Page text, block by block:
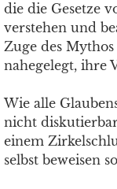
die die Gesetze
verstehen und
Zuge des
nahegelegt, ihre
Wie alle
nicht
einem
selbst beweisen